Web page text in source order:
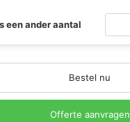
een ander aantal
Bestel nu
Offerte aanvragen